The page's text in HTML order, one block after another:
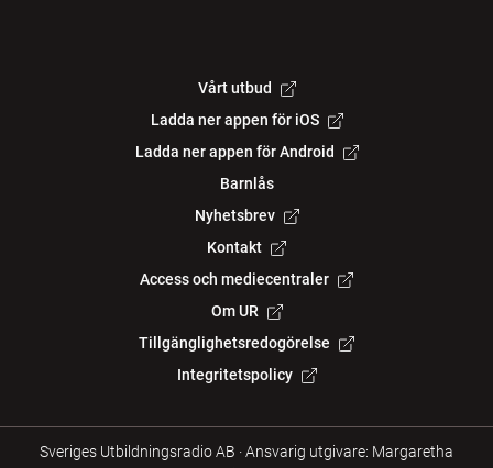
Vårt utbud
Ladda ner appen för iOS
Ladda ner appen för Android
Barnlås
Nyhetsbrev
Kontakt
Access och mediecentraler
Om UR
Tillgänglighetsredogörelse
Integritetspolicy
Sveriges Utbildningsradio AB ·Ansvarig utgivare: Margaretha